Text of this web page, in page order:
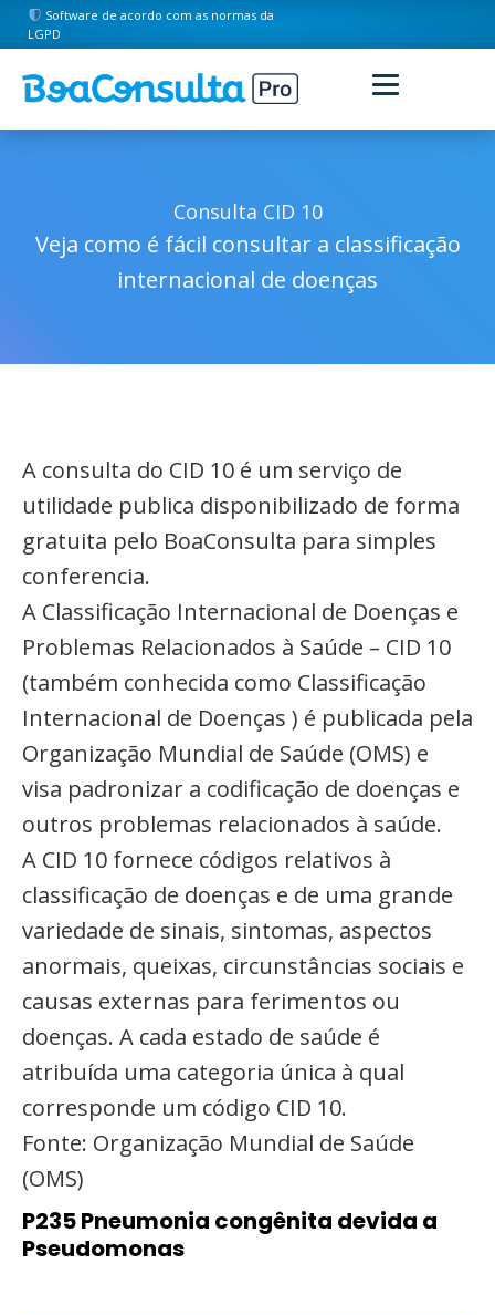
Software de acordo com as normas da
LGPD
Consulta CID 10
Veja como é fácil consultar a classificação
internacional de doenças
A consulta do CID 10 é um serviço de
utilidade publica disponibilizado de forma
gratuita pelo BoaConsulta para simples
conferencia.
A Classificação Internacional de Doenças e
Problemas Relacionados à Saúde – CID 10
(também conhecida como Classificação
Internacional de Doenças ) é publicada pela
Organização Mundial de Saúde (OMS) e
visa padronizar a codificação de doenças e
outros problemas relacionados à saúde.
A CID 10 fornece códigos relativos à
classificação de doenças e de uma grande
variedade de sinais, sintomas, aspectos
anormais, queixas, circunstâncias sociais e
causas externas para ferimentos ou
doenças. A cada estado de saúde é
atribuída uma categoria única à qual
corresponde um código CID 10.
Fonte: Organização Mundial de Saúde
(OMS)
P235 Pneumonia congênita devida a
Pseudomonas